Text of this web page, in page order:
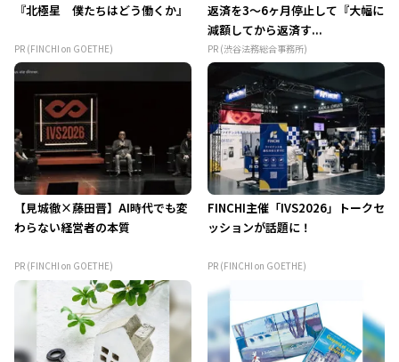
『北極星 僕たちはどう働くか』
PR (FINCHI on GOETHE)
返済を3～6ヶ月停止して『大幅に
減額してから返済す...
PR (渋谷法務総合事務所)
【見城徹×藤田晋】AI時代でも変
わらない経営者の本質
PR (FINCHI on GOETHE)
FINCHI主催「IVS2026」トークセ
ッションが話題に！
PR (FINCHI on GOETHE)